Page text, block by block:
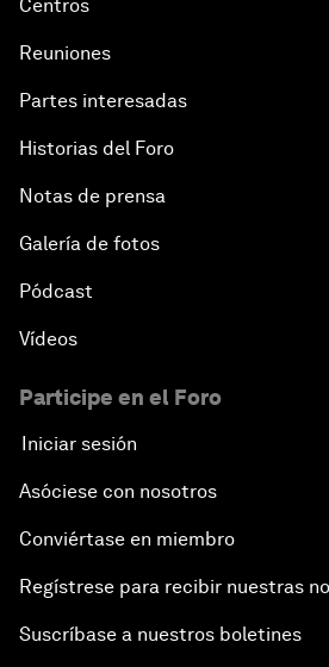
Centros
Reuniones
Partes interesadas
Historias del Foro
Notas de prensa
Galería de fotos
Pódcast
Vídeos
Participe en el Foro
Iniciar sesión
Asóciese con nosotros
Conviértase en miembro
Regístrese para recibir nuestras
Suscríbase a nuestros boletines